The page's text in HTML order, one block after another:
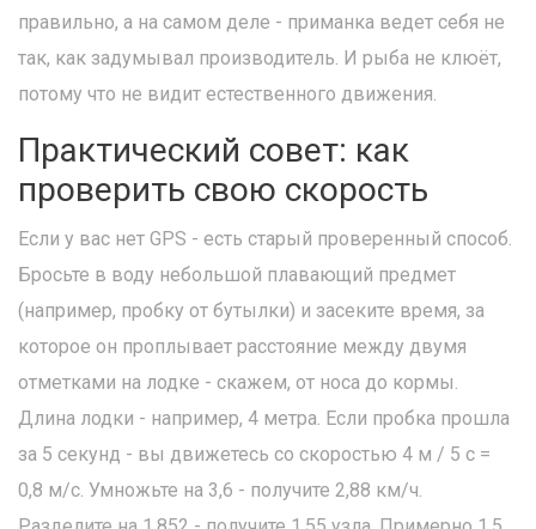
правильно, а на самом деле - приманка ведет себя не
так, как задумывал производитель. И рыба не клюёт,
потому что не видит естественного движения.
Практический совет: как
проверить свою скорость
Если у вас нет GPS - есть старый проверенный способ.
Бросьте в воду небольшой плавающий предмет
(например, пробку от бутылки) и засеките время, за
которое он проплывает расстояние между двумя
отметками на лодке - скажем, от носа до кормы.
Длина лодки - например, 4 метра. Если пробка прошла
за 5 секунд - вы движетесь со скоростью 4 м / 5 с =
0,8 м/с. Умножьте на 3,6 - получите 2,88 км/ч.